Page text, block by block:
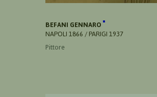
BEFANI GENNARO
NAPOLI 1866 / PARIGI 1937
Pittore